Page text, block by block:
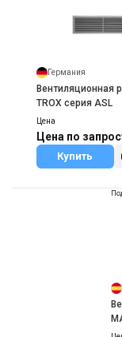
Германия
Вентиляционная
TROX серия ASL
Цена
Цена по
Купить